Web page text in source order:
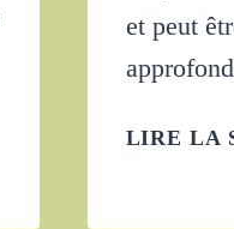
et peut
LIRE LA